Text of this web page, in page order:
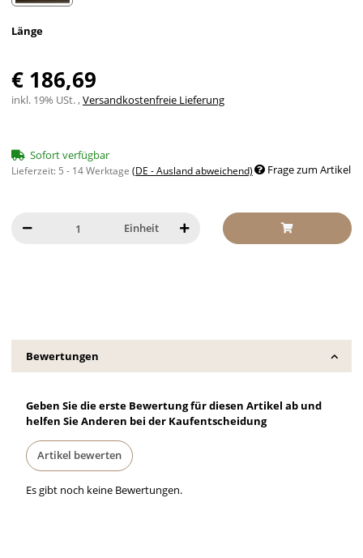
Länge
€ 186,69
inkl. 19% USt. ,Versandkostenfreie Lieferung
Sofort verfügbar
Lieferzeit: 5 - 14 Werktage (DE - Ausland abweichend) Frage zum Artikel
Einheit
Bewertungen
Geben Sie die erste Bewertung für diesen Artikel ab und
helfen Sie Anderen bei der Kaufentscheidung
Artikel bewerten
Es gibt noch keine Bewertungen.